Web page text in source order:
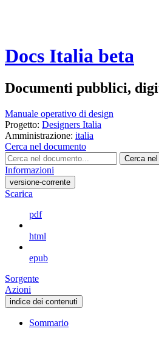
Docs Italia beta
Documenti pubblici,
Manuale operativo di design
Progetto: Designers Italia
Amministrazione: italia
Cerca nel documento
Cerca
Informazioni
versione-corrente
Scarica
pdf
html
epub
Sorgente
Azioni
indice dei contenuti
Sommario